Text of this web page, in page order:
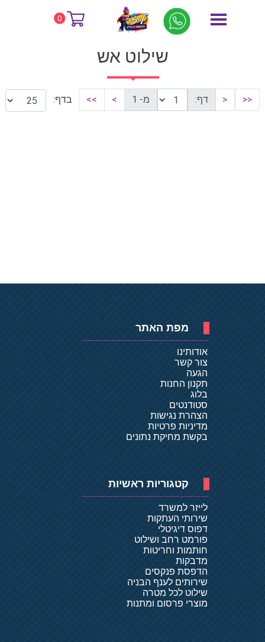
0 דף הבית שילוט אש
שילוט אש
<<
< דף: מ- 1 >
>> בדף:
מפת האתר
אודותינו
צור קשר
הגעה
תקנון החנות
בלוג
סטודנטים
הצהרת נגישות
מדיניות פרטיות
בקשת מחיקת נתונים
קטגוריות ראשיות
לייזר למשרד
שירותי העתקות
דפוס דיגיטלי
פורמט רחב ושילוט
חותמות וחריטות
מדבקות
הדפסת פנקסים
שירותים לענף הבניה
שילוט לכל מטרה
מוצרי פרסום ומתנות